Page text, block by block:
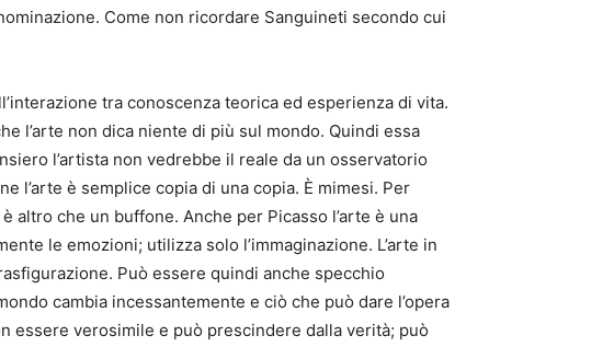
Come non ricordare Sanguineti secondo cui
tra conoscenza teorica ed esperienza di vita.
l’arte non dica niente di più sul mondo. Quindi essa
l’artista non vedrebbe il reale da un osservatorio
l’arte è semplice copia di una copia. È mimesi. Per
che un buffone. Anche per Picasso l’arte è una
le emozioni; utilizza solo l’immaginazione. L’arte in
Può essere quindi anche specchio
cambia incessantemente e ciò che può dare l’opera
essere verosimile e può prescindere dalla verità; può